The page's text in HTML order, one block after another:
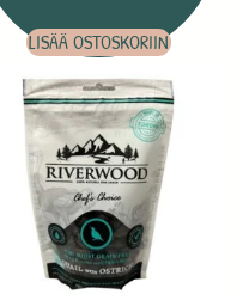
LISÄÄ OSTOSKORIIN